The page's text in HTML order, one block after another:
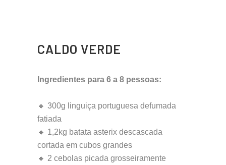
CALDO VERDE
Ingredientes para 6 a 8 pessoas:
🔸 300g linguiça portuguesa defumada
fatiada
🔸 1,2kg batata asterix descascada
cortada em cubos grandes
🔸 2 cebolas picada grosseiramente